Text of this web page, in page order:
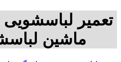
تعمیر لباسشویی
ماشین